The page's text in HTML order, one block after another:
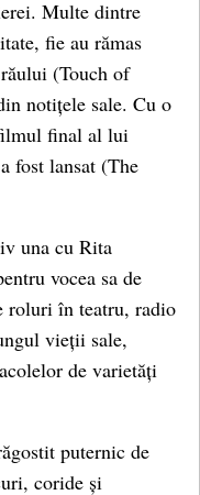
Multe dintre
fie au rămas
(Touch of
notițele sale. Cu o
final al lui
fost lansat (The
una cu Rita
vocea sa de
roluri în teatru, radio
vieții sale,
de varietăți
puternic de
coride și